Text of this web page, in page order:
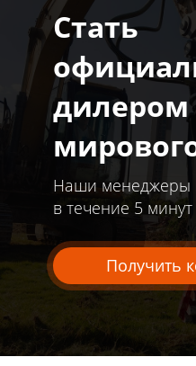
Стать
дилером
Наши менеджеры
в течение 5 минут
Получить